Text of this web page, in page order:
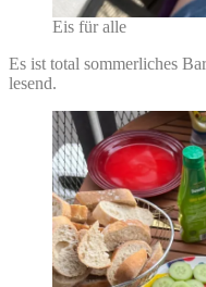
Eis für alle
Es ist total sommerliches
lesend.